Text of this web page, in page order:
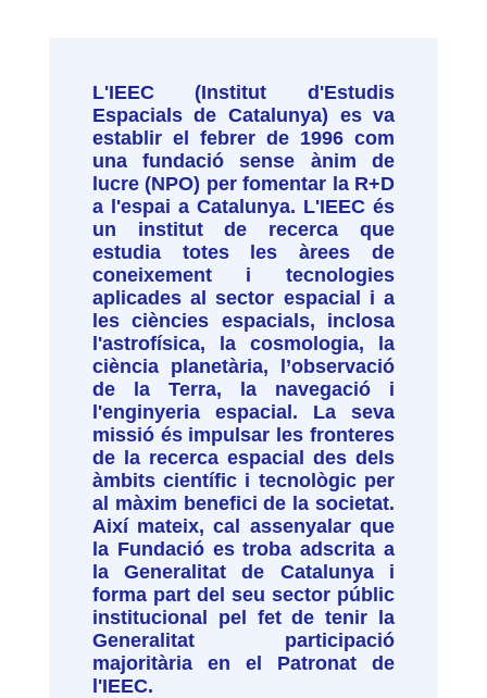
L'IEEC (Institut d'Estudis
Espacials de Catalunya) es va
establir el febrer de 1996 com
una fundació sense ànim de
lucre (NPO) per fomentar la R+D
a l'espai a Catalunya. L'IEEC és
un institut de recerca que
estudia totes les àrees de
coneixement i tecnologies
aplicades al sector espacial i a
les ciències espacials, inclosa
l'astrofísica, la cosmologia, la
ciència planetària, l’observació
de la Terra, la navegació i
l'enginyeria espacial. La seva
missió és impulsar les fronteres
de la recerca espacial des dels
àmbits científic i tecnològic per
al màxim benefici de la societat.
Així mateix, cal assenyalar que
la Fundació es troba adscrita a
la Generalitat de Catalunya i
forma part del seu sector públic
institucional pel fet de tenir la
Generalitat participació
majoritària en el Patronat de
l'IEEC.